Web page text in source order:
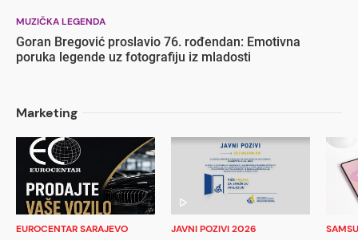
MUZIČKA LEGENDA
Goran Bregović proslavio 76. rođendan: Emotivna
poruka legende uz fotografiju iz mladosti
Marketing
EUROCENTAR SARAJEVO JAVNI POZIVI 2026